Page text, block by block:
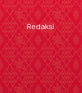
Redaksi